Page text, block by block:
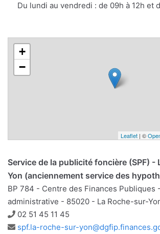
mail
Du lundi au vendredi : de 09h à 12h et
+
−
Leaflet | ©
Service de la publicité foncière (SPF) -
Yon (anciennement service des
BP 784 - Centre des Finances Publiques
administrative - 85020 - La Roche-sur-
Téléphone
02 51 45 11 45
Adresse
spf.la-roche-sur-